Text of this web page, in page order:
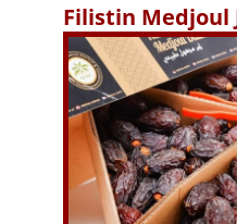
Filistin Medjoul